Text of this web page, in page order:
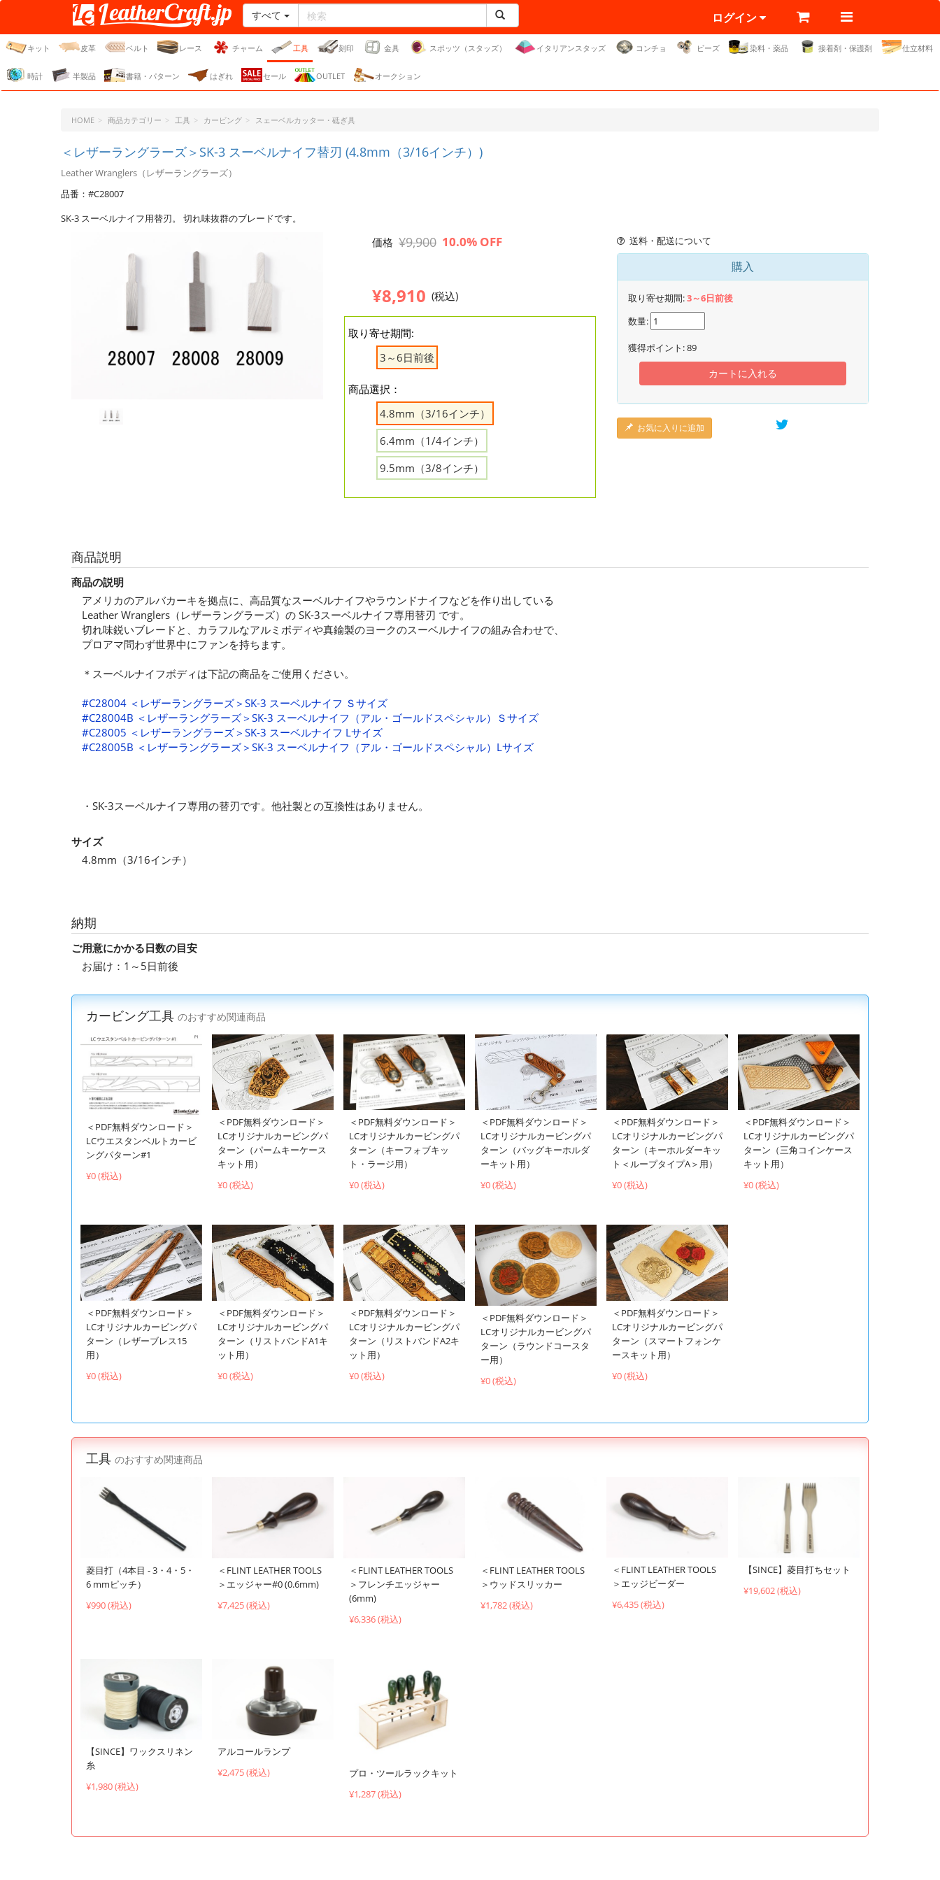
レザークラフト・ドット・
ジェーピー
すべて ログイン
キット 皮革 ベルト レース チャーム 工具 刻印 金具 スポッツ（スタッズ） イタリアンスタッズ コンチョ ビーズ 染料・薬品 接着剤・保護剤 仕立材料
時計 半製品 書籍・パターン はぎれ セール OUTLET オークション
HOME 商品カテゴリー 工具 カービング スェーベルカッター・砥ぎ具
＜レザーラングラーズ＞SK-3 スーベルナイフ替刃 (4.8mm（3/16インチ）)
Leather Wranglers（レザーラングラーズ）
品番：#C28007
SK-3 スーベルナイフ用替刃。 切れ味抜群のブレードです。
価格 ¥9,900 10.0% OFF
¥8,910 (税込)
取り寄せ期間:
3～6日前後
商品選択：
4.8mm（3/16インチ）
6.4mm（1/4インチ）
9.5mm（3/8インチ）
送料・配送について
購入
取り寄せ期間:3～6日前後
数量:
獲得ポイント:89
カートに入れる
お気に入りに追加
商品説明
商品の説明
アメリカのアルバカーキを拠点に、高品質なスーベルナイフやラウンドナイフなどを作り出している
Leather Wranglers（レザーラングラーズ）の SK-3スーベルナイフ専用替刃 です。
切れ味鋭いブレードと、カラフルなアルミボディや真鍮製のヨークのスーベルナイフの組み合わせで、
プロアマ問わず世界中にファンを持ちます。
＊スーベルナイフボディは下記の商品をご使用ください。
#C28004 ＜レザーラングラーズ＞SK-3 スーベルナイフ Ｓサイズ
#C28004B ＜レザーラングラーズ＞SK-3 スーベルナイフ（アル・ゴールドスペシャル）Ｓサイズ
#C28005 ＜レザーラングラーズ＞SK-3 スーベルナイフ Lサイズ
#C28005B ＜レザーラングラーズ＞SK-3 スーベルナイフ（アル・ゴールドスペシャル）Lサイズ
・SK-3スーベルナイフ専用の替刃です。他社製との互換性はありません。
サイズ
4.8mm（3/16インチ）
納期
ご用意にかかる日数の目安
お届け：1～5日前後
カービング工具 のおすすめ関連商品
＜PDF無料ダウンロード＞
LCウエスタンベルトカービ
ングパターン#1
¥0 (税込)
＜PDF無料ダウンロード＞
LCオリジナルカービングパ
ターン（パームキーケース
キット用）
¥0 (税込)
＜PDF無料ダウンロード＞
LCオリジナルカービングパ
ターン（キーフォブキッ
ト・ラージ用）
¥0 (税込)
＜PDF無料ダウンロード＞
LCオリジナルカービングパ
ターン（バッグキーホルダ
ーキット用）
¥0 (税込)
＜PDF無料ダウンロード＞
LCオリジナルカービングパ
ターン（キーホルダーキッ
ト＜ループタイプA＞用）
¥0 (税込)
＜PDF無料ダウンロード＞
LCオリジナルカービングパ
ターン（三角コインケース
キット用）
¥0 (税込)
＜PDF無料ダウンロード＞
LCオリジナルカービングパ
ターン（レザーブレス15
用）
¥0 (税込)
＜PDF無料ダウンロード＞
LCオリジナルカービングパ
ターン（リストバンドA1キ
ット用）
¥0 (税込)
＜PDF無料ダウンロード＞
LCオリジナルカービングパ
ターン（リストバンドA2キ
ット用）
¥0 (税込)
＜PDF無料ダウンロード＞
LCオリジナルカービングパ
ターン（ラウンドコースタ
ー用）
¥0 (税込)
＜PDF無料ダウンロード＞
LCオリジナルカービングパ
ターン（スマートフォンケ
ースキット用）
¥0 (税込)
工具 のおすすめ関連商品
菱目打（4本目 - 3・4・5・
6 mmピッチ）
¥990 (税込)
＜FLINT LEATHER TOOLS
＞エッジャー#0 (0.6mm)
¥7,425 (税込)
＜FLINT LEATHER TOOLS
＞フレンチエッジャー
(6mm)
¥6,336 (税込)
＜FLINT LEATHER TOOLS
＞ウッドスリッカー
¥1,782 (税込)
＜FLINT LEATHER TOOLS
＞エッジビーダー
¥6,435 (税込)
【SINCE】菱目打ちセット
¥19,602 (税込)
【SINCE】ワックスリネン
糸
¥1,980 (税込)
アルコールランプ
¥2,475 (税込)
プロ・ツールラックキット
¥1,287 (税込)